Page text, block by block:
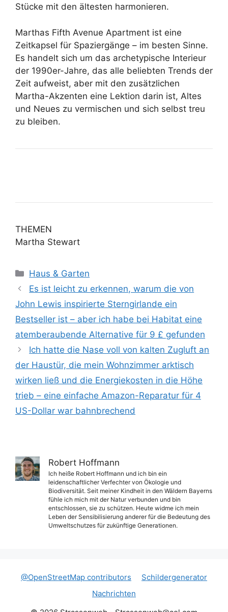
Stücke mit den ältesten harmonieren.
Marthas Fifth Avenue Apartment ist eine
Zeitkapsel für Spaziergänge – im besten Sinne.
Es handelt sich um das archetypische Interieur
der 1990er-Jahre, das alle beliebten Trends der
Zeit aufweist, aber mit den zusätzlichen
Martha-Akzenten eine Lektion darin ist, Altes
und Neues zu vermischen und sich selbst treu
zu bleiben.
THEMEN
Martha Stewart
Kategorien
Haus & Garten
Es ist leicht zu erkennen, warum die von
John Lewis inspirierte Sterngirlande ein
Bestseller ist – aber ich habe bei Habitat eine
atemberaubende Alternative für 9 £ gefunden
Ich hatte die Nase voll von kalten Zugluft an
der Haustür, die mein Wohnzimmer arktisch
wirken ließ und die Energiekosten in die Höhe
trieb – eine einfache Amazon-Reparatur für 4
US-Dollar war bahnbrechend
Robert Hoffmann
Ich heiße Robert Hoffmann und ich bin ein
leidenschaftlicher Verfechter von Ökologie und
Biodiversität. Seit meiner Kindheit in den Wäldern Bayerns
fühle ich mich mit der Natur verbunden und bin
entschlossen, sie zu schützen. Heute widme ich mein
Leben der Sensibilisierung anderer für die Bedeutung des
Umweltschutzes für zukünftige Generationen.
@OpenStreetMap contributors
Schildergenerator
Nachrichten